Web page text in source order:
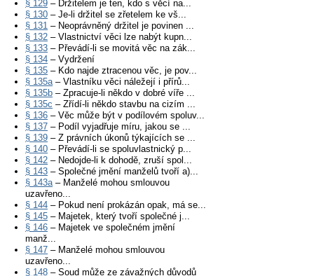
§ 129 – Držitelem je ten, kdo s věcí na...
§ 130 – Je-li držitel se zřetelem ke vš...
§ 131 – Neoprávněný držitel je povinen ...
§ 132 – Vlastnictví věci lze nabýt kupn...
§ 133 – Převádí-li se movitá věc na zák...
§ 134 – Vydržení
§ 135 – Kdo najde ztracenou věc, je pov...
§ 135a– Vlastníku věci náležejí i přírů...
§ 135b – Zpracuje-li někdo v dobré víře ...
§ 135c – Zřídí-li někdo stavbu na cizím ...
§ 136 – Věc může být v podílovém spoluv...
§ 137 – Podíl vyjadřuje míru, jakou se ...
§ 139 – Z právních úkonů týkajících se ...
§ 140 – Převádí-li se spoluvlastnický p...
§ 142 – Nedojde-li k dohodě, zruší spol...
§ 143 – Společné jmění manželů tvoří a)...
§ 143a– Manželé mohou smlouvou
uzavřeno...
§ 144 – Pokud není prokázán opak, má se...
§ 145 – Majetek, který tvoří společné j...
§ 146 – Majetek ve společném jmění
manž...
§ 147 – Manželé mohou smlouvou
uzavřeno...
§ 148 – Soud může ze závažných důvodů